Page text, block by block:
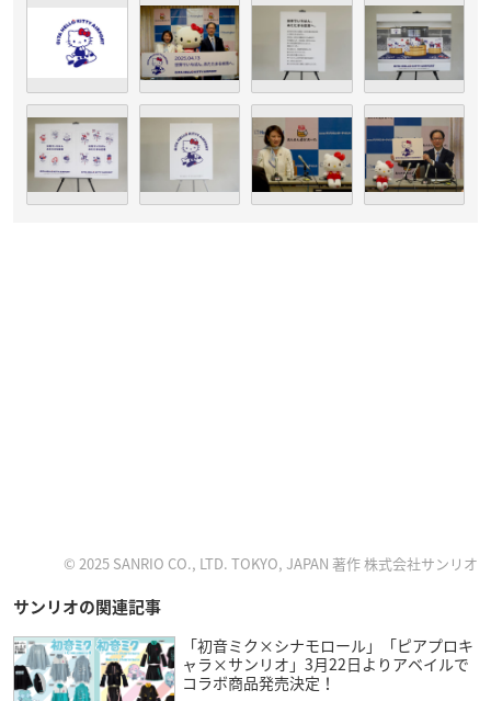
© 2025 SANRIO CO., LTD. TOKYO, JAPAN 著作 株式会社サンリオ
サンリオの関連記事
「初音ミク×シナモロール」「ピアプロキ
ャラ×サンリオ」3月22日よりアベイルで
コラボ商品発売決定！